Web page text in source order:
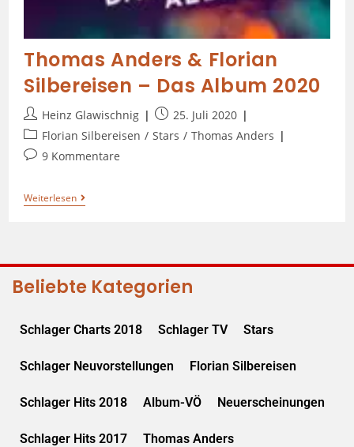
Thomas Anders & Florian
Silbereisen – Das Album 2020
Heinz Glawischnig
25. Juli 2020
Florian Silbereisen / Stars / Thomas Anders
9 Kommentare
Weiterlesen
Beliebte Kategorien
Schlager Charts 2018 Schlager TV Stars
Schlager Neuvorstellungen Florian Silbereisen
Schlager Hits 2018 Album-VÖ Neuerscheinungen
Schlager Hits 2017 Thomas Anders